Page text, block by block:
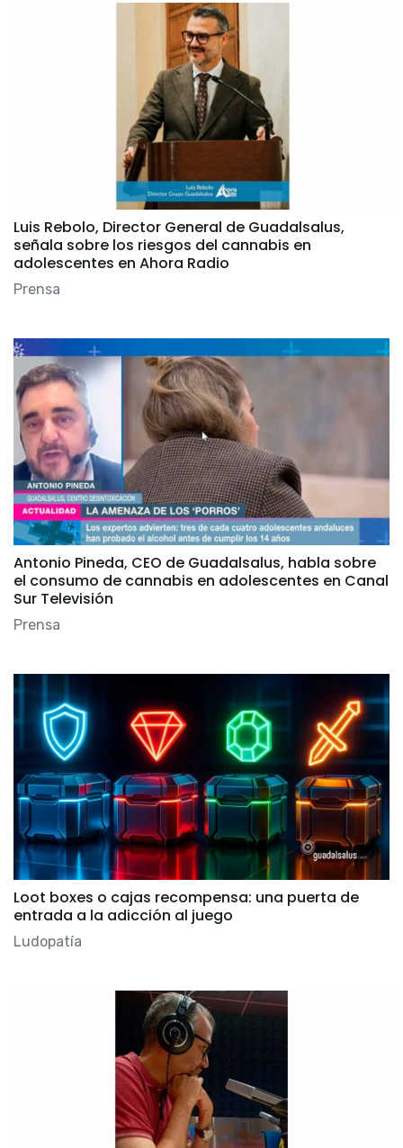
Luis Rebolo, Director General de Guadalsalus,
señala sobre los riesgos del cannabis en
adolescentes en Ahora Radio
Prensa
Antonio Pineda, CEO de Guadalsalus, habla sobre
el consumo de cannabis en adolescentes en Canal
Sur Televisión
Prensa
Loot boxes o cajas recompensa: una puerta de
entrada a la adicción al juego
Ludopatía